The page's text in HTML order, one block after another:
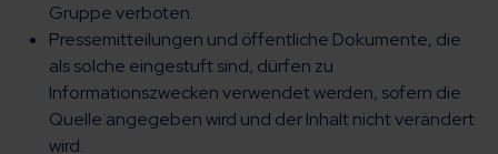
Gruppe verboten.
Pressemitteilungen und öffentliche Dokumente, die
als solche eingestuft sind, dürfen zu
Informationszwecken verwendet werden, sofern die
Quelle angegeben wird und der Inhalt nicht verändert
wird.